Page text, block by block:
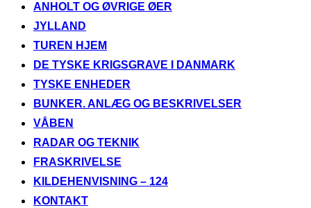
ANHOLT OG ØVRIGE ØER
JYLLAND
TUREN HJEM
DE TYSKE KRIGSGRAVE I DANMARK
TYSKE ENHEDER
BUNKER. ANLÆG OG BESKRIVELSER
VÅBEN
RADAR OG TEKNIK
FRASKRIVELSE
KILDEHENVISNING – 124
KONTAKT